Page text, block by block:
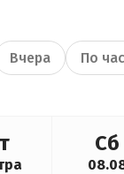
Вчера По
Сб